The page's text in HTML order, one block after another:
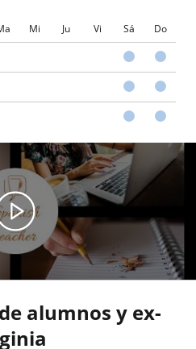
Mi Ju Vi Sá Do
alumnos y ex-